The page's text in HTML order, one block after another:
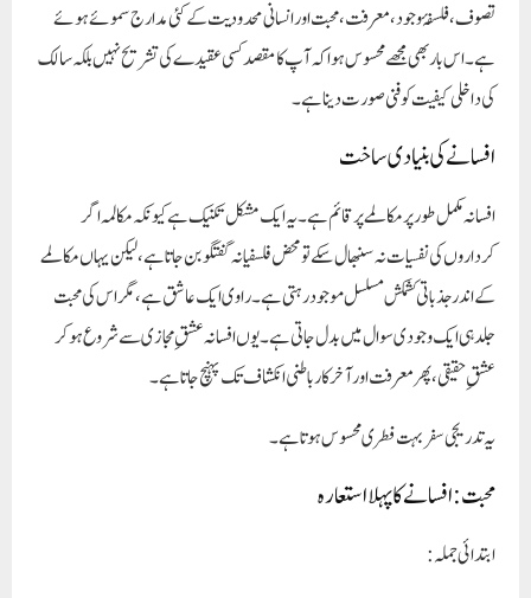
تصوف، فلسفۂ وجود، معرفت، محبت اور انسانی محدودیت کے کئی مدارج سموئے ہوئے
ہے۔ اس بار بھی مجھے محسوس ہوا کہ آپ کا مقصد کسی عقیدے کی تشریح نہیں بلکہسالک
کی داخلی کیفیتکو فنی صورت دینا ہے۔
افسانے کی بنیادی ساخت
افسانہ مکمل طور پرمکالمےپر قائم ہے۔ یہ ایک مشکل تکنیک ہے کیونکہ مکالمہ اگر
کرداروں کی نفسیات نہ سنبھال سکے تو محض فلسفیانہ گفتگو بن جاتا ہے، لیکن یہاں مکالمے
کے اندر جذباتی کشمکش مسلسل موجود رہتی ہے۔ راوی ایک عاشق ہے، مگر اس کی محبت
جلد ہی ایک وجودی سوال میں بدل جاتی ہے۔ یوں افسانہ عشقِ مجازی سے شروع ہو کر
عشقِ حقیقی، پھر معرفت اور آخرکارباطنی انکشافتک پہنچ جاتا ہے۔
یہ تدریجی سفر بہت فطری محسوس ہوتا ہے۔
محبت: افسانے کا پہلا استعارہ
ابتدائی جملہ: